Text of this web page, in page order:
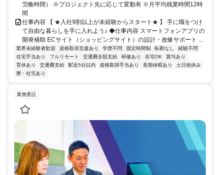
労働時間） ※プロジェクト先に応じて変動有 ※月平均残業時間12時
間
仕事内容 【 ★入社9割以上が未経験からスタート★ 】 手に職をつけ
て自由な暮らしを手に入れよう♪ ◆仕事内容 スマートフォンアプリの
開発補助 ECサイト（ショッピングサイト）の設計・改修サポート ...
業界未経験者歓迎 資格取得支援あり 学歴不問 固定時間制 転勤なし
経験不問
住宅手当あり
フルリモート 交通費全額支給 研修あり 在宅OK
賞与あり
育休あり
交通費支給 駅近5分以内 資格取得手当あり 長期休暇あり
土日祝休み
寮・社宅あり
業務委託